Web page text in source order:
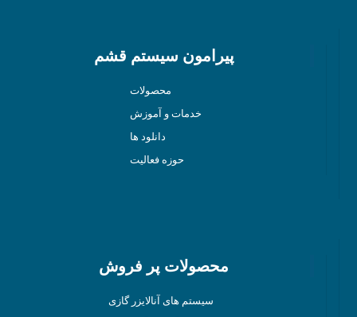
پیرامون سیستم قشم
محصولات
خدمات و آموزش
دانلود ها
حوزه فعالیت
محصولات پر فروش
سیستم های آنالایزر گازی